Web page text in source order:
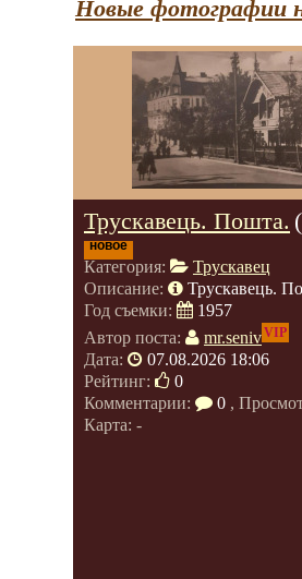
Новые фотографии
Трускавець. Пошта.
новое
Категория:
Трускавец
Описание:
Трускавець.
Год съемки:
1957
Автор поста:
mr.senivVIP
Дата:
07.08.2026 18:06
Рейтинг:
0
Комментарии:
0 ,
Карта: -